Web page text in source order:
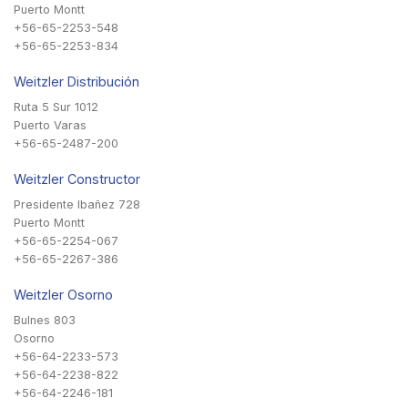
Puerto Montt
+56-65-2253-548
+56-65-2253-834
Weitzler Distribución
Ruta 5 Sur 1012
Puerto Varas
+56-65-2487-200
Weitzler Constructor
Presidente Ibañez 728
Puerto Montt
+56-65-2254-067
+56-65-2267-386
Weitzler Osorno
Bulnes 803
Osorno
+56-64-2233-573
+56-64-2238-822
+56-64-2246-181